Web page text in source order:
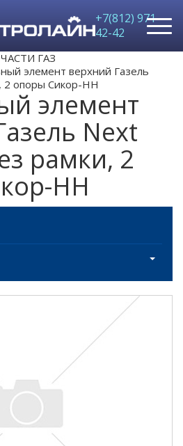
+7(812) 971-
42-42
ГАЗ
элемент верхний Газель
2 опоры Сикор-НН
элемент
Next
рамки, 2
НН